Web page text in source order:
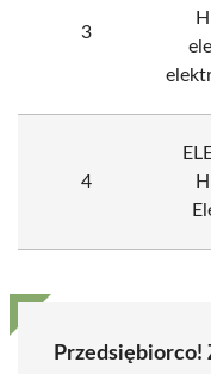
3
4
Przedsiębiorco!